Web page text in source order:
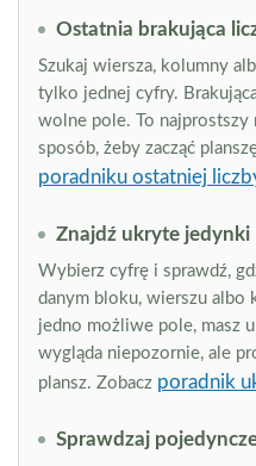
Ostatnia brakująca
Szukaj wiersza, kolumny
tylko jednej cyfry.
wolne pole. To
sposób, żeby zacząć
poradniku ostatniej
Znajdź ukryte jedynki
Wybierz cyfrę i sprawdź,
danym bloku, wierszu albo
jedno możliwe pole, masz
wygląda niepozornie, ale
plansz. Zobacz poradnik
Sprawdzaj